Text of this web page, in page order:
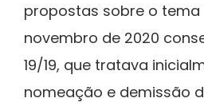
propostas sobre o tema
novembro de 2020
19/19, que tratava
nomeação e demissão